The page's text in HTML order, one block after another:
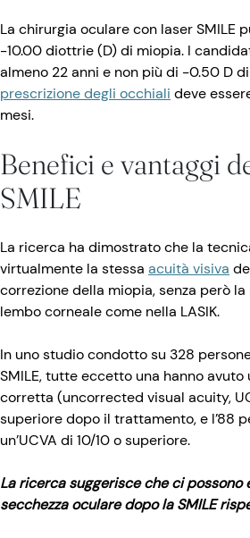
La chirurgia oculare con laser SMILE
-10.00 diottrie (D) di miopia. I
almeno 22 anni e non più di -0.50 D di
prescrizione degli occhiali deve
mesi.
Benefici e vantaggi
SMILE
La ricerca ha dimostrato che la
virtualmente la stessa acuità visiva
correzione della miopia, senza però
lembo corneale come nella LASIK.
In uno studio condotto su 328
SMILE, tutte eccetto una hanno
corretta (uncorrected visual acuity,
superiore dopo il trattamento, e l’88
un’UCVA di 10/10 o superiore.
La ricerca suggerisce che ci possono
secchezza oculare dopo la SMILE